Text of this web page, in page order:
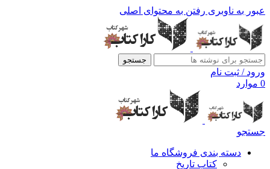
عبور به ناوبری رفتن به محتوای اصلی
جستجو
ورود / ثبت نام
0 موارد
جستجو
دسته بندی فروشگاه ما
کتاب تاریخ